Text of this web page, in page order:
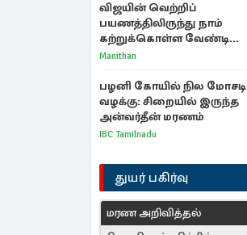
விஜயின் வெற்றிப்
பயணத்திலிருந்து நாம்
கற்றுக்கொள்ள வேண்டிய
முக்கிய 3 விடயங்கள்!
Manithan
பழனி கோயில் நில மோசடி
வழக்கு: சிறையில் இருந்த
அன்வர்தீன் மரணம்
IBC Tamilnadu
துயர் பகிர்வு
மரண அறிவித்தல்